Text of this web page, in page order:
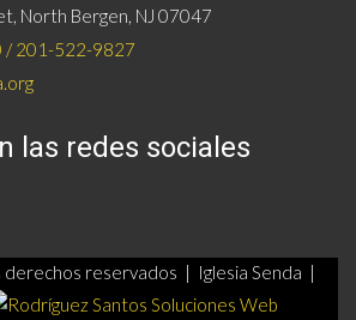
North Bergen, NJ 07047
/ 201-522-9827
las redes sociales
reservados | Iglesia Senda |